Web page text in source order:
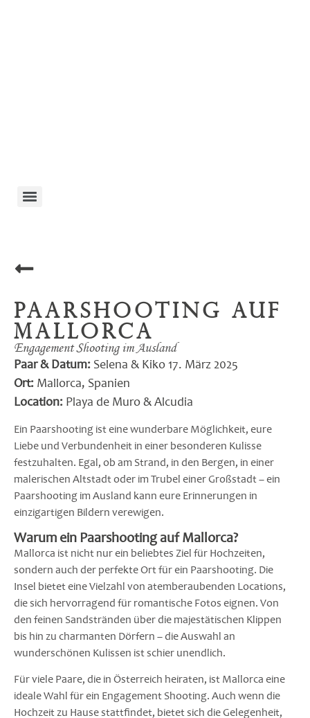
Paarshooting auf
Mallorca
Engagement Shooting im Ausland
Paar & Datum: Selena & Kiko 17. März 2025
Ort: Mallorca, Spanien
Location: Playa de Muro & Alcudia
Ein Paarshooting ist eine wunderbare Möglichkeit, eure
Liebe und Verbundenheit in einer besonderen Kulisse
festzuhalten. Egal, ob am Strand, in den Bergen, in einer
malerischen Altstadt oder im Trubel einer Großstadt – ein
Paarshooting im Ausland kann eure Erinnerungen in
einzigartigen Bildern verewigen.
Warum ein Paarshooting auf Mallorca?
Mallorca ist nicht nur ein beliebtes Ziel für Hochzeiten,
sondern auch der perfekte Ort für ein Paarshooting. Die
Insel bietet eine Vielzahl von atemberaubenden Locations,
die sich hervorragend für romantische Fotos eignen. Von
den feinen Sandstränden über die majestätischen Klippen
bis hin zu charmanten Dörfern – die Auswahl an
wunderschönen Kulissen ist schier unendlich.
Für viele Paare, die in Österreich heiraten, ist Mallorca eine
ideale Wahl für ein Engagement Shooting. Auch wenn die
Hochzeit zu Hause stattfindet, bietet sich die Gelegenheit,